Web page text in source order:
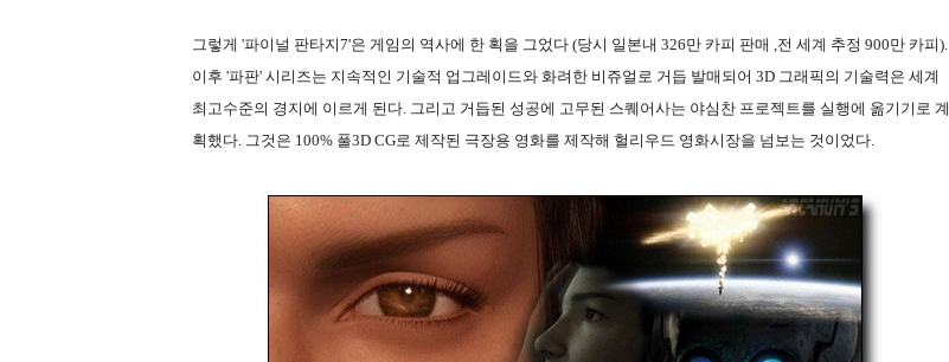
그렇게 '파이널 판타지7'은 게임의 역사에 한 획을 그었다 (당시 일본내 326만 카피 판매 ,전 세계 추정 900만 카피).
이후 '파판' 시리즈는 지속적인 기술적 업그레이드와 화려한 비쥬얼로 거듭 발매되어 3D 그래픽의 기술력은 세계
최고수준의 경지에 이르게 된다. 그리고 거듭된 성공에 고무된 스퀘어사는 야심찬 프로젝트를 실행에 옮기기로 계
획했다. 그것은 100% 풀3D CG로 제작된 극장용 영화를 제작해 헐리우드 영화시장을 넘보는 것이었다.